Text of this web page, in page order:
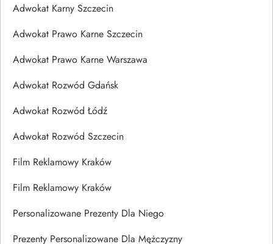
Adwokat Karny Szczecin
Adwokat Prawo Karne Szczecin
Adwokat Prawo Karne Warszawa
Adwokat Rozwód Gdańsk
Adwokat Rozwód Łódź
Adwokat Rozwód Szczecin
Film Reklamowy Kraków
Film Reklamowy Kraków
Personalizowane Prezenty Dla Niego
Prezenty Personalizowane Dla Mężczyzny